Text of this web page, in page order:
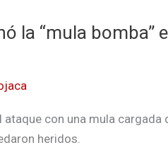
la “mula bomba”
con una mula cargada
heridos.